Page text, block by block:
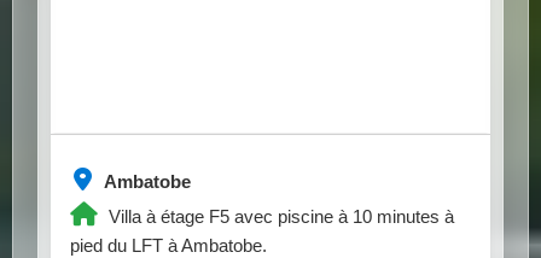
Ambatobe
Villa à étage F5 avec piscine à 10 minutes à
pied du LFT à Ambatobe.